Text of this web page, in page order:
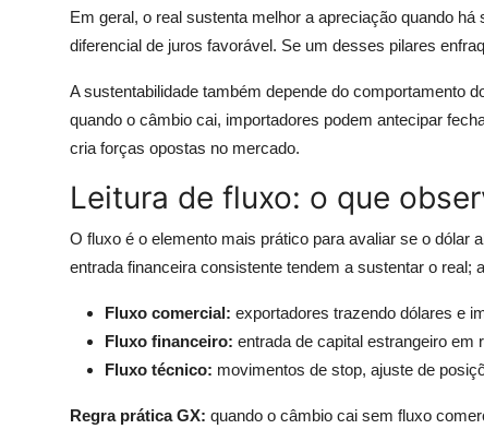
Em geral, o real sustenta melhor a apreciação quando
diferencial de juros favorável. Se um desses pilares
A sustentabilidade também depende do comportamento
quando o câmbio cai, importadores podem antecipar
cria forças opostas no mercado.
Leitura de fluxo: o que
O fluxo é o elemento mais prático para avaliar se o dólar
entrada financeira consistente tendem a sustentar o
Fluxo comercial: exportadores trazendo dólares e
Fluxo financeiro: entrada de capital estrangeiro
Fluxo técnico: movimentos de stop, ajuste de
Regra prática GX: quando o câmbio cai sem fluxo